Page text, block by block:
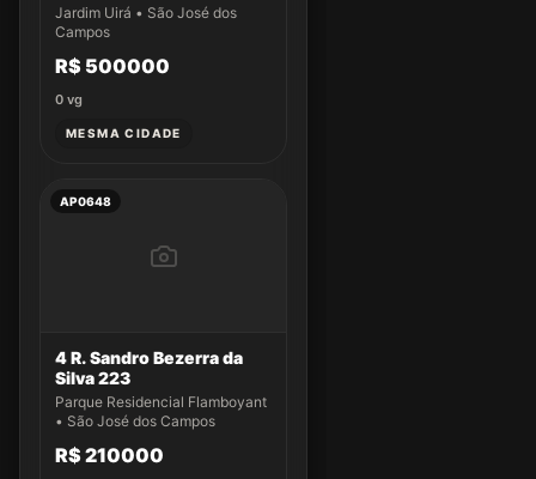
Jardim Uirá • São José dos
Campos
R$ 500000
0 vg
MESMA CIDADE
AP0648
4 R. Sandro Bezerra da
Silva 223
Parque Residencial Flamboyant
• São José dos Campos
R$ 210000